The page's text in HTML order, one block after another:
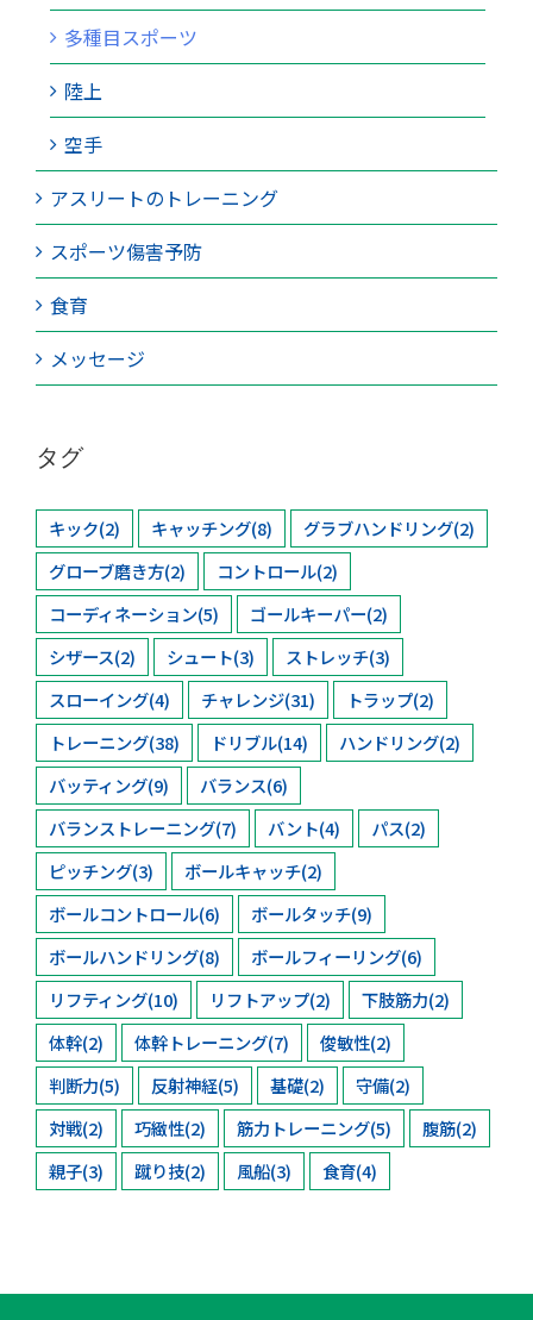
多種目スポーツ
陸上
空手
アスリートのトレーニング
スポーツ傷害予防
食育
メッセージ
タグ
キック(2) キャッチング(8) グラブハンドリング(2)
グローブ磨き方(2) コントロール(2)
コーディネーション(5) ゴールキーパー(2)
シザース(2) シュート(3) ストレッチ(3)
スローイング(4) チャレンジ(31) トラップ(2)
トレーニング(38) ドリブル(14) ハンドリング(2)
バッティング(9) バランス(6)
バランストレーニング(7) バント(4) パス(2)
ピッチング(3) ボールキャッチ(2)
ボールコントロール(6) ボールタッチ(9)
ボールハンドリング(8) ボールフィーリング(6)
リフティング(10) リフトアップ(2) 下肢筋力(2)
体幹(2) 体幹トレーニング(7) 俊敏性(2)
判断力(5) 反射神経(5) 基礎(2) 守備(2)
対戦(2) 巧緻性(2) 筋力トレーニング(5) 腹筋(2)
親子(3) 蹴り技(2) 風船(3) 食育(4)